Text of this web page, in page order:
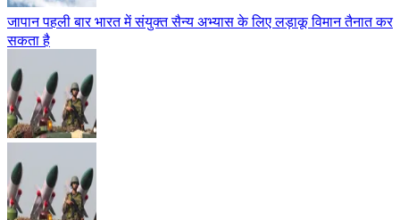
जापान पहली बार भारत में संयुक्त सैन्य अभ्यास के लिए लड़ाकू विमान तैनात कर
सकता है